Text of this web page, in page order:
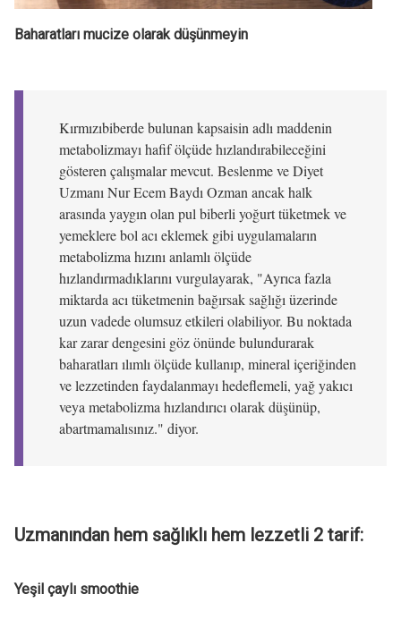
Baharatları mucize olarak düşünmeyin
Kırmızıbiberde bulunan kapsaisin adlı maddenin
metabolizmayı hafif ölçüde hızlandırabileceğini
gösteren çalışmalar mevcut. Beslenme ve Diyet
Uzmanı Nur Ecem Baydı Ozman ancak halk
arasında yaygın olan pul biberli yoğurt tüketmek ve
yemeklere bol acı eklemek gibi uygulamaların
metabolizma hızını anlamlı ölçüde
hızlandırmadıklarını vurgulayarak, "Ayrıca fazla
miktarda acı tüketmenin bağırsak sağlığı üzerinde
uzun vadede olumsuz etkileri olabiliyor. Bu noktada
kar zarar dengesini göz önünde bulundurarak
baharatları ılımlı ölçüde kullanıp, mineral içeriğinden
ve lezzetinden faydalanmayı hedeflemeli, yağ yakıcı
veya metabolizma hızlandırıcı olarak düşünüp,
abartmamalısınız." diyor.
Uzmanından hem sağlıklı hem lezzetli 2 tarif:
Yeşil çaylı smoothie